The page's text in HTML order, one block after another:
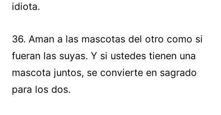
idiota.
36. Aman a las mascotas del otro como si
fueran las suyas. Y si ustedes tienen una
mascota juntos, se convierte en sagrado
para los dos.